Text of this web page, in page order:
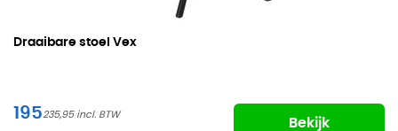
Draaibare stoel Vex
195235,95
Bekijk